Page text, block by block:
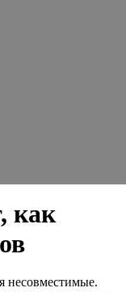
как
несовместимые.